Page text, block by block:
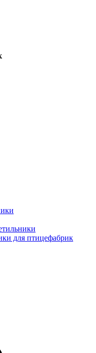
для птицефабрик